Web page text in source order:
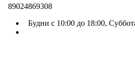
89024869308
Будни с 10:00 до 18:00,